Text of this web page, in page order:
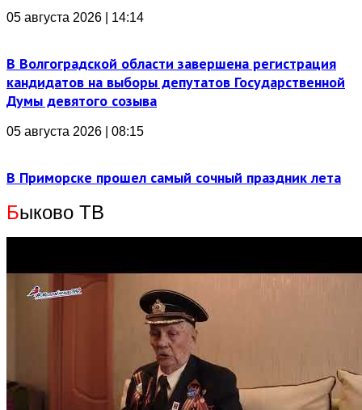
05 августа 2026 | 14:14
В Волгоградской области завершена регистрация
кандидатов на выборы депутатов Государственной
Думы девятого созыва
05 августа 2026 | 08:15
В Приморске прошел самый сочный праздник лета
Быково ТВ